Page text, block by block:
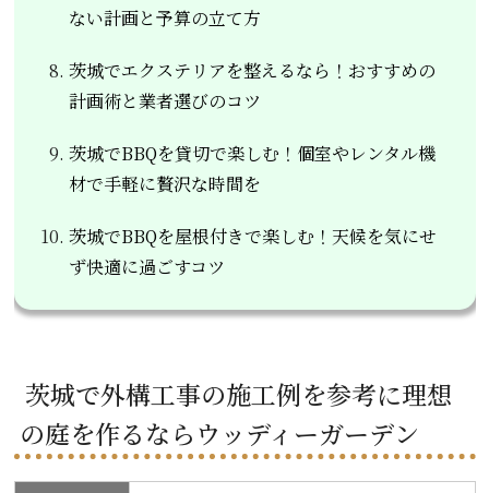
ない計画と予算の立て方
茨城でエクステリアを整えるなら！おすすめの
計画術と業者選びのコツ
茨城でBBQを貸切で楽しむ！個室やレンタル機
材で手軽に贅沢な時間を
茨城でBBQを屋根付きで楽しむ！天候を気にせ
ず快適に過ごすコツ
茨城で外構工事の施工例を参考に理想
の庭を作るならウッディーガーデン